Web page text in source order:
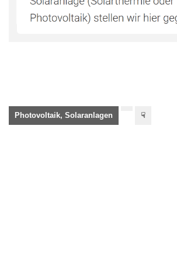
Photovoltaik, Solaranlagen ☟